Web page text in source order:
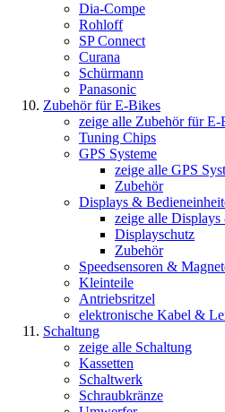
Dia-Compe
Rohloff
SP Connect
Curana
Schürmann
Panasonic
Zubehör für E-Bikes
zeige alle Zubehör für E-
Tuning Chips
GPS Systeme
zeige alle GPS
Zubehör
Displays &
zeige alle
Displayschutz
Zubehör
Speedsensoren &
Kleinteile
Antriebsritzel
elektronische Kabel &
Schaltung
zeige alle Schaltung
Kassetten
Schaltwerk
Schraubkränze